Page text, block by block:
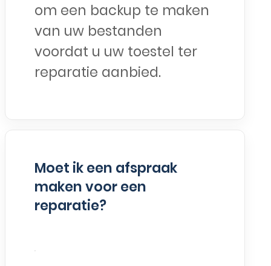
om een backup te maken
van uw bestanden
voordat u uw toestel ter
reparatie aanbied.
Moet ik een afspraak
maken voor een
reparatie?